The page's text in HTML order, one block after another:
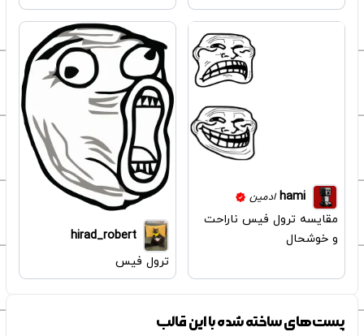
hami ادمین
مقایسه ترول فیس ناراحت
و خوشحال
hirad_robert
ترول فیس
پست‌های ساخته شده با این قالب